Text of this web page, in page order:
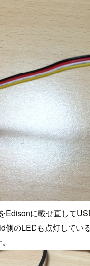
Edisonに載せ直して
側のLEDも点灯してい